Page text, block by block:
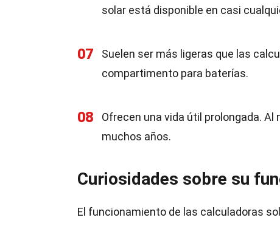
solar está disponible en casi
07
Suelen ser más ligeras que las
compartimento para baterías.
08
Ofrecen una vida útil prolongada.
muchos años.
Curiosidades sobre su
El funcionamiento de las calculadoras